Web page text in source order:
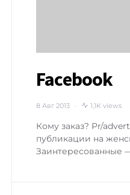
Facebook
8 Авг 2013 1,1K views
Кому заказ? Pr/
публикации на
Заинтересованные